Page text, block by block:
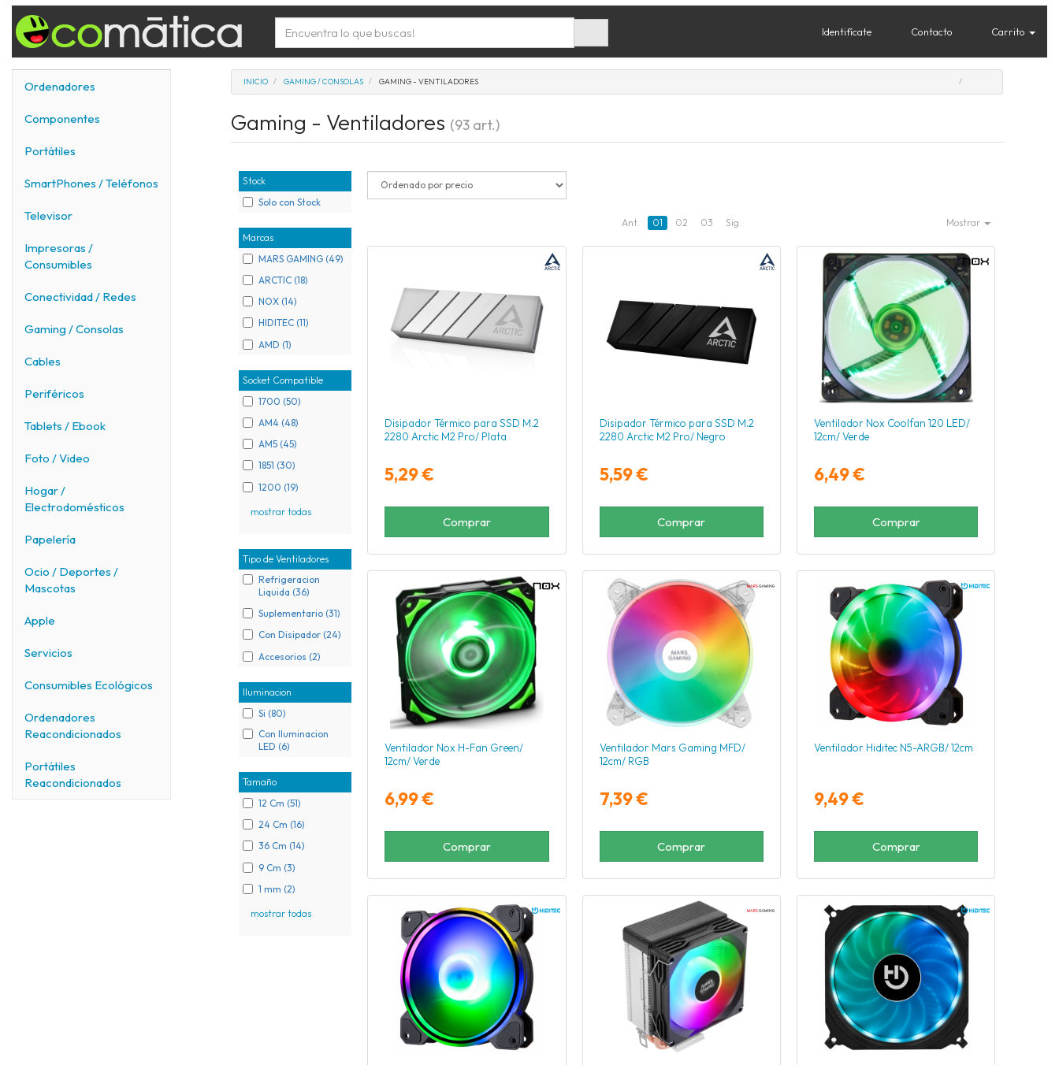
Identifícate Contacto Carrito
Ordenadores
Componentes
Portátiles
SmartPhones / Teléfonos
Televisor
Impresoras /
Consumibles
Conectividad / Redes
Gaming / Consolas
Cables
Periféricos
Tablets / Ebook
Foto / Video
Hogar /
Electrodomésticos
Papelería
Ocio / Deportes /
Mascotas
Apple
Servicios
Consumibles Ecológicos
Ordenadores
Reacondicionados
Portátiles
Reacondicionados
INICIO GAMING / CONSOLAS GAMING - VENTILADORES
Gaming - Ventiladores (93 art.)
Stock
Solo con Stock
Marcas
MARS GAMING (49)
ARCTIC (18)
NOX (14)
HIDITEC (11)
AMD (1)
Socket Compatible
1700 (50)
AM4 (48)
AM5 (45)
1851 (30)
1200 (19)
mostrar todas
Tipo de Ventiladores
Refrigeracion
Liquida (36)
Suplementario (31)
Con Disipador (24)
Accesorios (2)
Iluminacion
Si (80)
Con Iluminacion
LED (6)
Tamaño
12 Cm (51)
24 Cm (16)
36 Cm (14)
9 Cm (3)
1 mm (2)
mostrar todas
Ant. 01 02 03 Sig. Mostrar
Disipador Térmico para SSD M.2
2280 Arctic M2 Pro/ Plata
5,29 €
Comprar
Disipador Térmico para SSD M.2
2280 Arctic M2 Pro/ Negro
5,59 €
Comprar
Ventilador Nox Coolfan 120 LED/
12cm/ Verde
6,49 €
Comprar
Ventilador Nox H-Fan Green/
12cm/ Verde
6,99 €
Comprar
Ventilador Mars Gaming MFD/
12cm/ RGB
7,39 €
Comprar
Ventilador Hiditec N5-ARGB/ 12cm
9,49 €
Comprar